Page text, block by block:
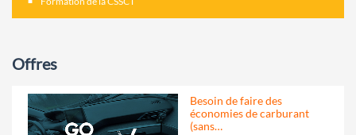
Offres
Besoin de faire des
économies de carburant
(sans…